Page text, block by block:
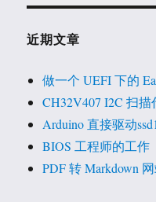
变
量
近期文章
做一个 UEFI 下的
CH32V407 I2C 扫描
Arduino 直接驱动
BIOS 工程师的工作
PDF 转 Markdown